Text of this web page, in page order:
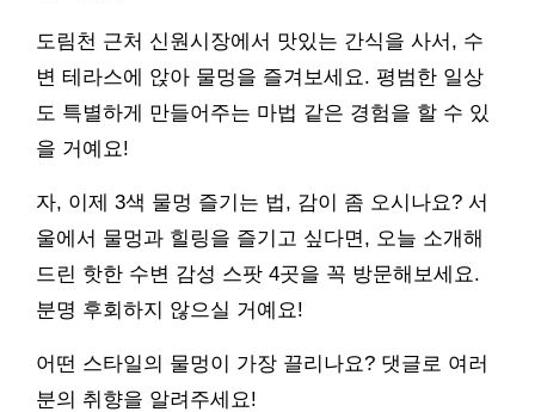
도림천 근처 신원시장에서 맛있는 간식을 사서, 수
변 테라스에 앉아 물멍을 즐겨보세요. 평범한 일상
도 특별하게 만들어주는 마법 같은 경험을 할 수 있
을 거예요!
자, 이제 3색 물멍 즐기는 법, 감이 좀 오시나요? 서
울에서 물멍과 힐링을 즐기고 싶다면, 오늘 소개해
드린 핫한 수변 감성 스팟 4곳을 꼭 방문해보세요.
분명 후회하지 않으실 거예요!
어떤 스타일의 물멍이 가장 끌리나요? 댓글로 여러
분의 취향을 알려주세요!